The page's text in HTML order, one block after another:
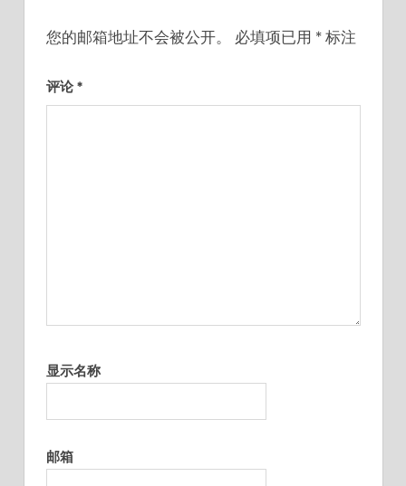
您的邮箱地址不会被公开。 必填项已用 *标注
评论*
显示名称
邮箱